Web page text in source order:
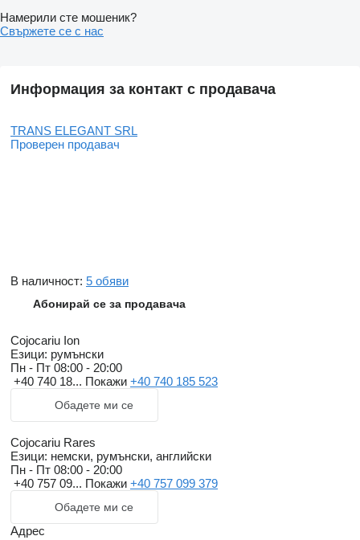
Намерили сте мошеник?
Свържете се с нас
Информация за контакт с продавача
TRANS ELEGANT SRL
Проверен продавач
В наличност: 5 обяви
Абонирай се за продавача
Cojocariu Ion
Езици: румънски
Пн - Пт 08:00 - 20:00
+40 740 18... Покажи +40 740 185 523
Обадете ми се
Cojocariu Rares
Езици: немски, румънски, английски
Пн - Пт 08:00 - 20:00
+40 757 09... Покажи +40 757 099 379
Обадете ми се
Адрес